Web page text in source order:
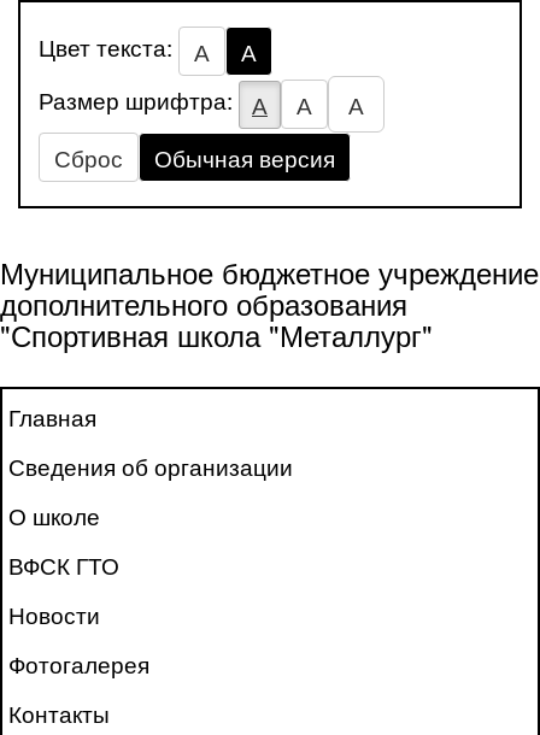
Цвет текста: А
А
Размер шрифтра:
А А
А
Сброс
Обычная версия
Муниципальное бюджетное учреждение
дополнительного образования
"Спортивная школа "Металлург"
Главная
Сведения об организации
О школе
ВФСК ГТО
Новости
Фотогалерея
Контакты